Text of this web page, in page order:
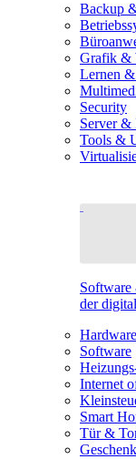
Backup
Grafik &
Lernen
Security
Server &
Tools &
der
Hardware
Software
Internet
Smart
Tür &